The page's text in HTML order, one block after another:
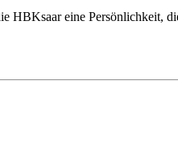
eine Persönlichkeit,